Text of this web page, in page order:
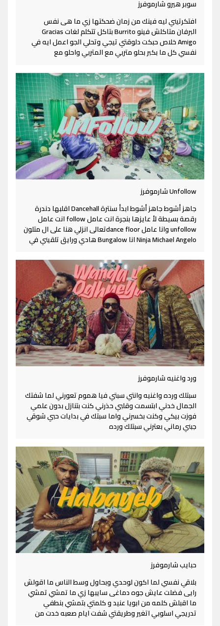
سوبر هيرو شارموفرز
افتكرتيني ليه فينك من زمان ضحكتها زي ما هى نفس
البرفان متاكلش فينو Burrito بتاكل تتكلم لغات Gracias
Amigo خلاص حبكت دلوقتي تيجي وتحلي الجو اعمل ايه في
نفسي كل ما بكبر بحلو متربي مع المتربي واحلو مع
Unfollow شارموفرز
جاهز أشوط جاهز أشوط ابدأ سنترة Dancehall اقلبها دندرة
رقصة بسيطة لأ عايزها بنجرة انت عامل follow انت عامل
unfollow وانا عامل dance floorتعالى انزلي هنا على ال متلون
Ninja Michael Angelo انا Bungalow هادي ورايق تلقيني في
ورد واغنيه شارموفرز
سبتلك ورده واغنيه وانتي سبتي فيا هموم تعورني لما شفتك
الجمال خدني ابتسمت وقلبي حذرني كنت بتنازل بدون علمي
فوزت بيكي وكنت بخسرني واما سبتك في بدايات حبي شوقي
جبني رماني بعترني سبتلك ورده
حبايب شارموفرز
بلاقي نفسي لما اكون لوحدي وبحاول وسط الناس ما اقولش
رایی فضلت عايش جوه دماغی سايبها زي ما تمشي تمشي
ما اقبلش كلمه من ابويا عنيد و كلمتي بتمشي بنطفي
تدريجي اسلوبي اتغير وطريقتي شفت ایام صعبه خدت من